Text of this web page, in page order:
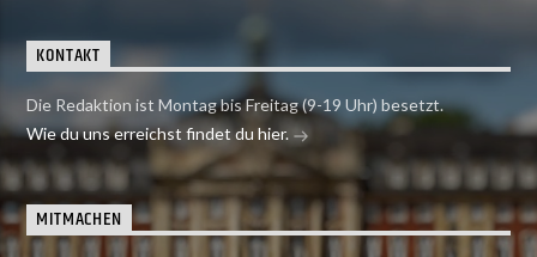
KONTAKT
Die Redaktion ist Montag bis Freitag (9-19 Uhr) besetzt.
Wie du uns erreichst findet du hier.
MITMACHEN